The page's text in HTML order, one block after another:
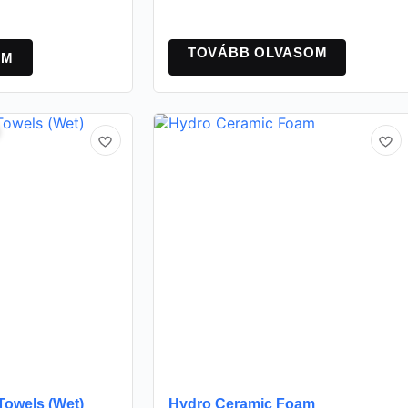
TOVÁBB OLVASOM
(Wet) Hydro Ceramic Foam